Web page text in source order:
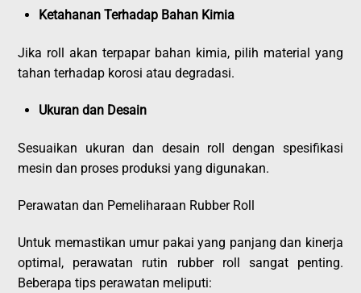
Ketahanan Terhadap Bahan Kimia
Jika roll akan terpapar bahan kimia, pilih material yang
tahan terhadap korosi atau degradasi.
Ukuran dan Desain
Sesuaikan ukuran dan desain roll dengan spesifikasi
mesin dan proses produksi yang digunakan.
Perawatan dan Pemeliharaan Rubber Roll
Untuk memastikan umur pakai yang panjang dan kinerja
optimal, perawatan rutin rubber roll sangat penting.
Beberapa tips perawatan meliputi: